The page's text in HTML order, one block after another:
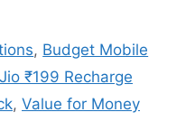
, Budget Mobile
Jio ₹199 Recharge
, Value for Money